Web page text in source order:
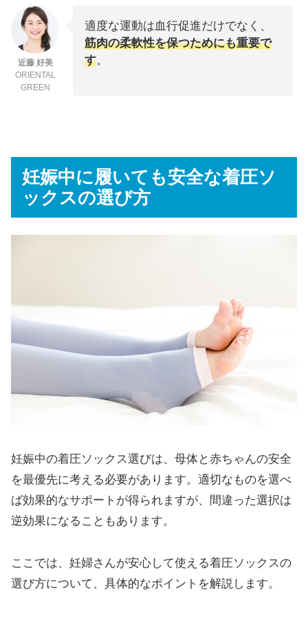
近藤 好美
ORIENTAL
GREEN
適度な運動は血行促進だけでなく、
筋肉の柔軟性を保つためにも重要で
す。
妊娠中に履いても安全な着圧ソ
ックスの選び方
妊娠中の着圧ソックス選びは、母体と赤ちゃんの安全
を最優先に考える必要があります。適切なものを選べ
ば効果的なサポートが得られますが、間違った選択は
逆効果になることもあります。
ここでは、妊婦さんが安心して使える着圧ソックスの
選び方について、具体的なポイントを解説します。